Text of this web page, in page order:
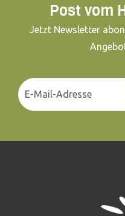
Post vom
Jetzt Newsletter